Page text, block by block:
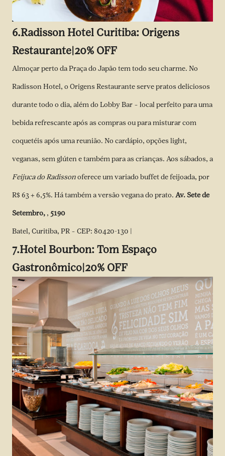
6.Radisson Hotel Curitiba: Origens
Restaurante|20% OFF
Almoçar perto da Praça do Japão tem todo seu charme. No
Radisson Hotel, o Origens Restaurante serve pratos deliciosos
durante todo o dia, além do Lobby Bar – local perfeito para uma
bebida refrescante após as compras ou para misturar com
coquetéis após uma reunião. No cardápio, opções light,
veganas, sem glúten e também para as crianças. Aos sábados, a
Feijuca do Radissonoferece um variado buffet de feijoada, por
R$ 63 + 6,5%. Há também a versão vegana do prato. Av. Sete de
Setembro, , 5190
Batel, Curitiba, PR – CEP: 80420-130 |
7.Hotel Bourbon: Tom Espaço
Gastronômico|20% OFF